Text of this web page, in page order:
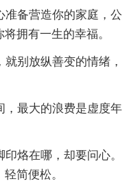
备营造你的家庭，公
拥有一生的幸福。
别放纵善变的情绪，
最大的浪费是虚度年
烙在哪，却要问心。
简便松。